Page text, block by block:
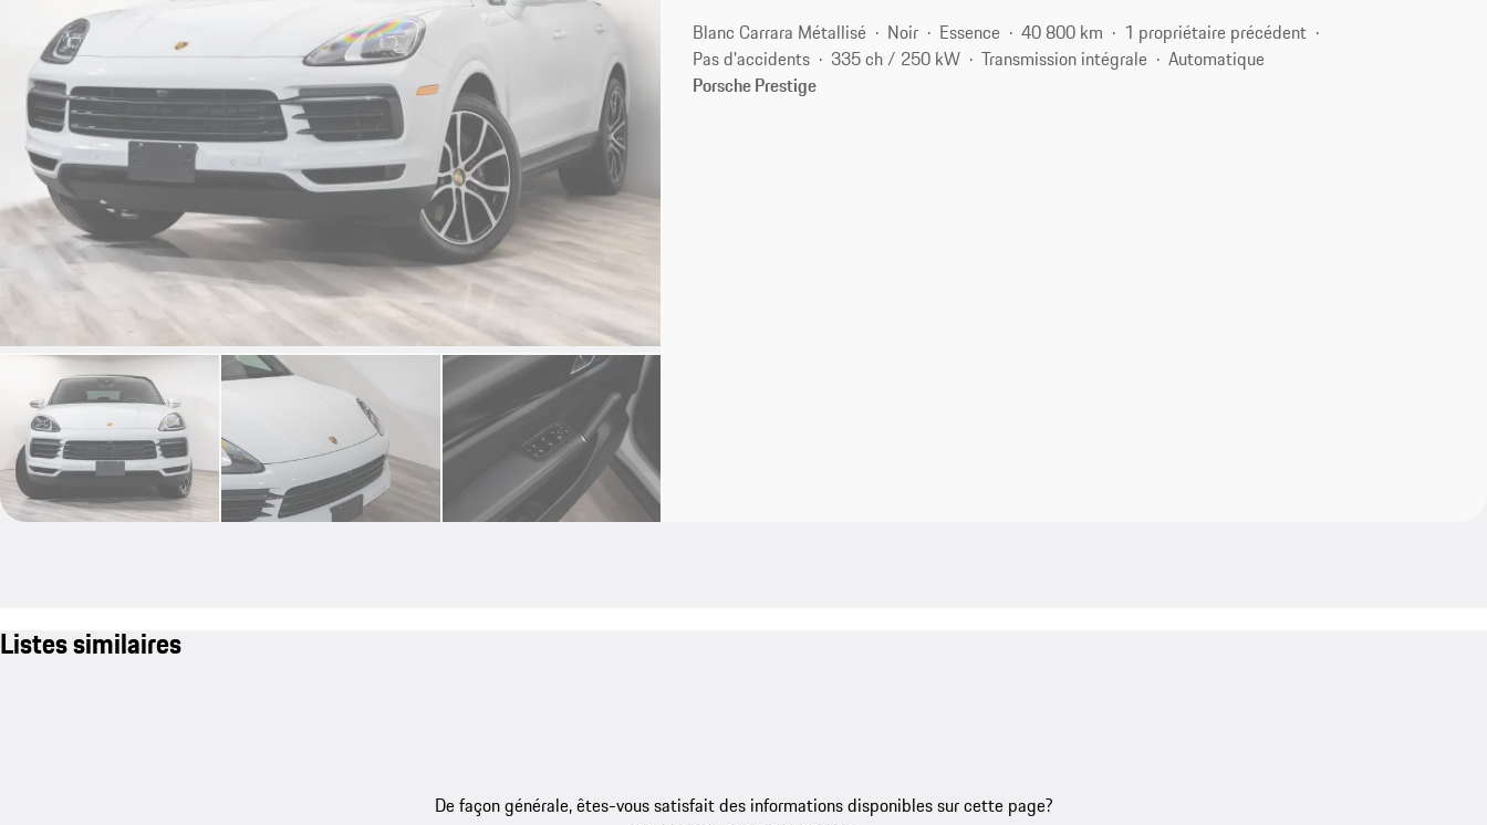
Blanc Carrara Métallisé Noir Essence 40 800 km
1 propriétaire précédent
Pas d'accidents
335 ch / 250 kW Transmission intégrale
Automatique
Porsche Prestige
Listes similaires
De façon générale, êtes-vous satisfait des informations disponibles sur cette page?